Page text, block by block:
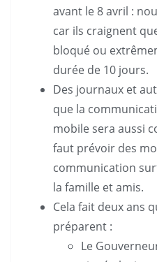
avant le 8 avril :
car ils craignent
bloqué ou
durée de 10 jours.
Des journaux et
que la
mobile sera aussi
faut prévoir des
communication
la famille et amis.
Cela fait deux ans
préparent :
Le